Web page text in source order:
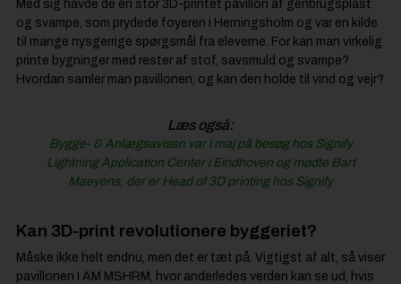
Med sig havde de en stor 3D-printet pavillon af genbrugsplast
og svampe, som prydede foyeren i Herningsholm og var en kilde
til mange nysgerrige spørgsmål fra eleverne. For kan man virkelig
printe bygninger med rester af stof, savsmuld og svampe?
Hvordan samler man pavillonen, og kan den holde til vind og vejr?
Læs også:
Bygge- & Anlægsavisen var i maj på besøg hos Signify
Lightning Application Center i Eindhoven og mødte Bart
Maeyens, der er Head of 3D printing hos Signify
Kan 3D-print revolutionere byggeriet?
Måske ikke helt endnu, men det er tæt på. Vigtigst af alt, så viser
pavillonen I AM MSHRM, hvor anderledes verden kan se ud, hvis